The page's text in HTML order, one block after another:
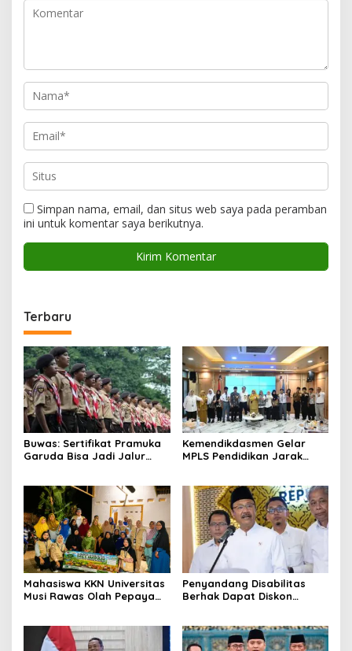
Simpan nama, email, dan situs web saya pada peramban
ini untuk komentar saya berikutnya.
Terbaru
Buwas: Sertifikat Pramuka
Garuda Bisa Jadi Jalur
Kemendikdasmen Gelar
MPLS Pendidikan Jarak
Mahasiswa KKN Universitas
Musi Rawas Olah Pepaya
Desa Air Satan
Penyandang Disabilitas
Berhak Dapat Diskon